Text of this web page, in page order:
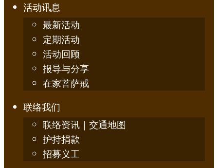
活动讯息
最新活动
定期活动
活动回顾
报导与分享
在家菩萨戒
联络我们
联络资讯｜交通地图
护持捐款
招募义工